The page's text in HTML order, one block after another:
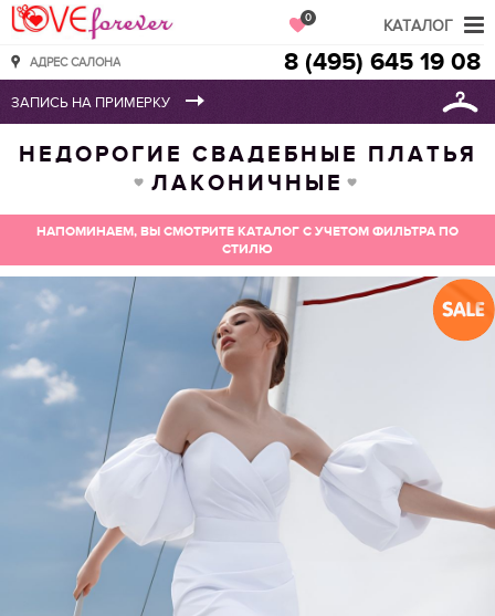
Love Forever
АДРЕС САЛОНА
0
8 (495) 645 19 08
НЕДОРОГИЕ СВАДЕБНЫЕ ПЛАТЬЯ
ЛАКОНИЧНЫЕ
НАПОМИНАЕМ, ВЫ СМОТРИТЕ КАТАЛОГ С УЧЕТОМ ФИЛЬТРА ПО
СТИЛЮ
КАТАЛОГ